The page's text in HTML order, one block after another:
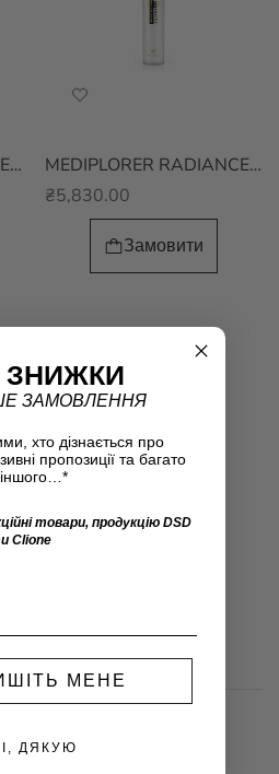
MEDIPLORER RADIANCE LIFT CREAM з комплексом пептидів та вітамінами С та Е
MEDIPLORER RADIANCE LIFT LOTION Лосьйон з комплексом пептидів, вітамінами С та Е
₴5,830.00
Замовити
MEDIPLORER RADIANCE LIFT SERUM з пептидним комплексом
ЗНИЖКИ
ЗАМОВЛЕННЯ
хто дізнається про
пропозиції та багато
іншого…*
товари, продукцію DSD
Clione
МЕНЕ
ДЯКУЮ